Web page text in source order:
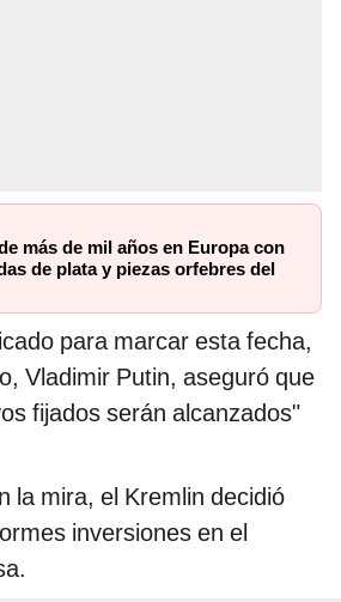
más de mil años en Europa con
de plata y piezas orfebres del
para marcar esta fecha,
Vladimir Putin, aseguró que
fijados serán alcanzados"
la mira, el Kremlin decidió
inversiones en el